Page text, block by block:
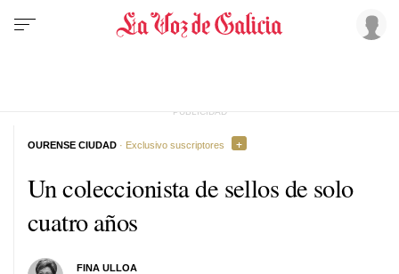
Un coleccionista de sellos de solo
cuatro años
FINA ULLOA
OURENSE CIUDAD · Exclusivo suscriptores